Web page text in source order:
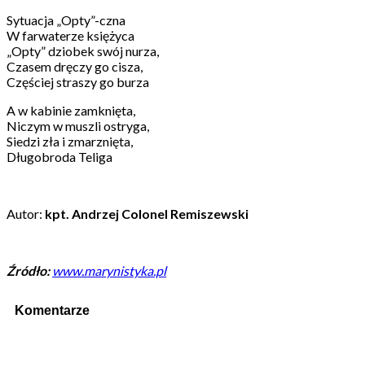
Sytuacja „Opty”-czna
W farwaterze księżyca
„Opty” dziobek swój nurza,
Czasem dręczy go cisza,
Częściej straszy go burza
A w kabinie zamknięta,
Niczym w muszli ostryga,
Siedzi zła i zmarznięta,
Długobroda Teliga
Autor: kpt. Andrzej Colonel Remiszewski
Źródło: www.marynistyka.pl
Komentarze